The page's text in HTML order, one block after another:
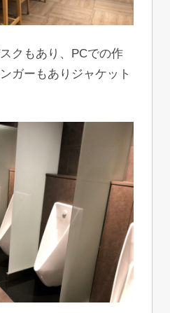
クもあり、PCでの作
ガーもありジャケット